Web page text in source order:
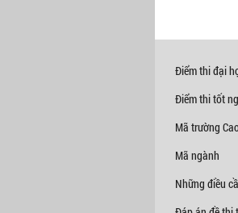
Điểm thi đại
Điểm thi tốt
Mã trường
Mã ngành
Những điều